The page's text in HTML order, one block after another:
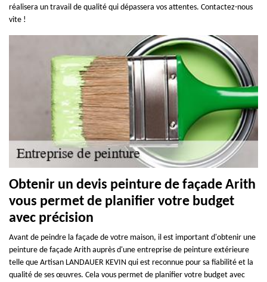
réalisera un travail de qualité qui dépassera vos attentes. Contactez-nous
vite !
Obtenir un devis peinture de façade Arith
vous permet de planifier votre budget
avec précision
Avant de peindre la façade de votre maison, il est important d'obtenir une
peinture de façade Arith auprès d'une entreprise de peinture extérieure
telle que Artisan LANDAUER KEVIN qui est reconnue pour sa fiabilité et la
qualité de ses œuvres. Cela vous permet de planifier votre budget avec